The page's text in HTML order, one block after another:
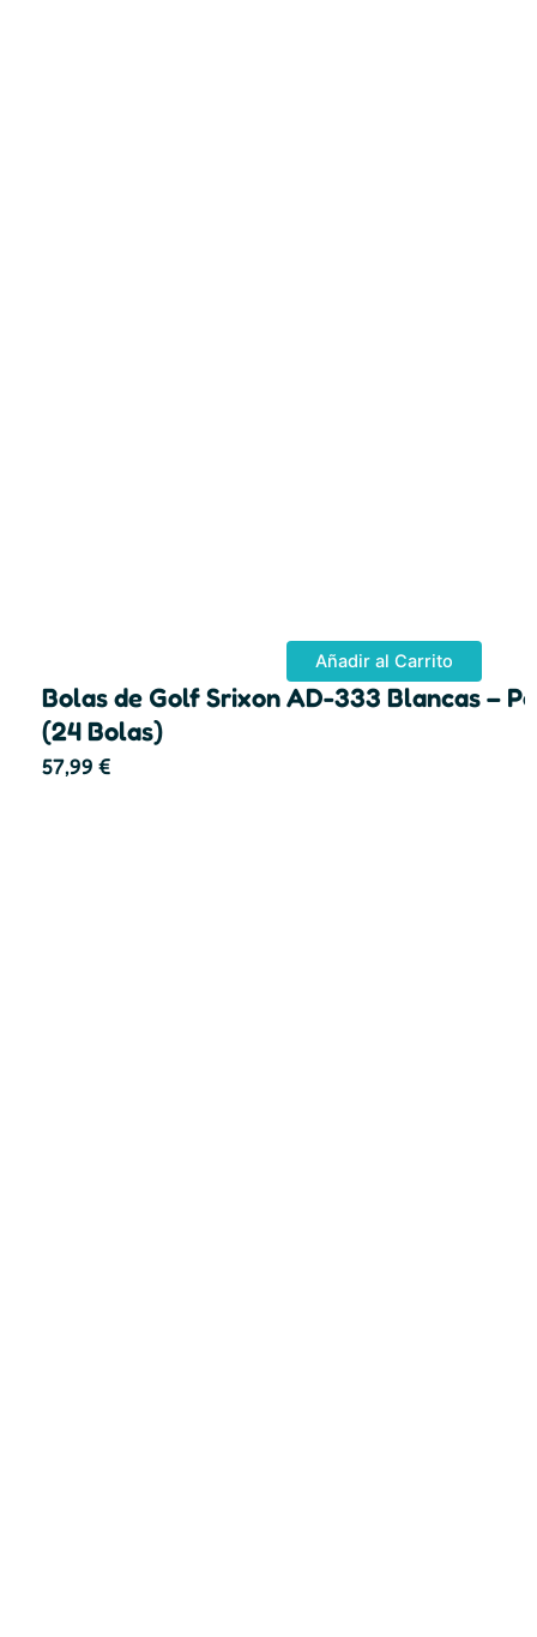
Añadir al Carrito
Bolas de Golf Srixon AD-333 Blancas –
(24 Bolas)
57,99 €